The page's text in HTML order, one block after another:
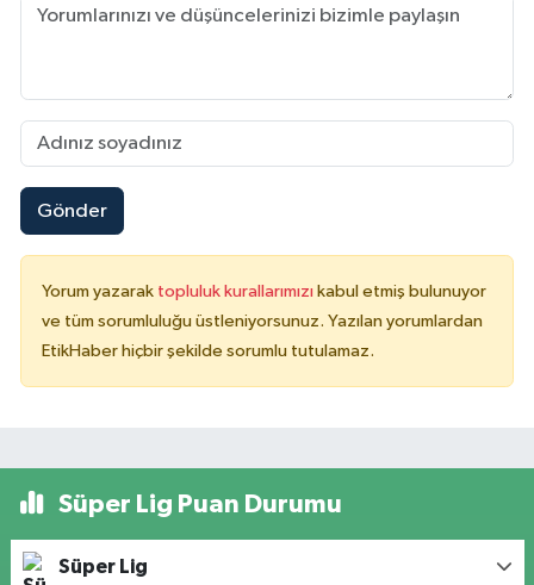
Gönder
Yorum yazarak topluluk kurallarımızı kabul etmiş bulunuyor
ve tüm sorumluluğu üstleniyorsunuz. Yazılan yorumlardan
EtikHaber hiçbir şekilde sorumlu tutulamaz.
Süper Lig Puan Durumu
Süper Lig